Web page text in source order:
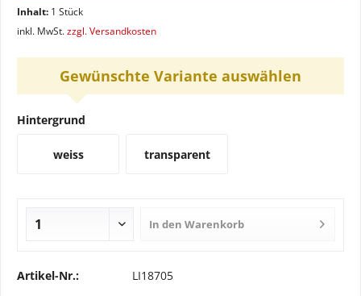
Inhalt: 1 Stück
inkl. MwSt.zzgl. Versandkosten
Gewünschte Variante auswählen
Hintergrund
weiss transparent
In den Warenkorb
Artikel-Nr.: LI18705